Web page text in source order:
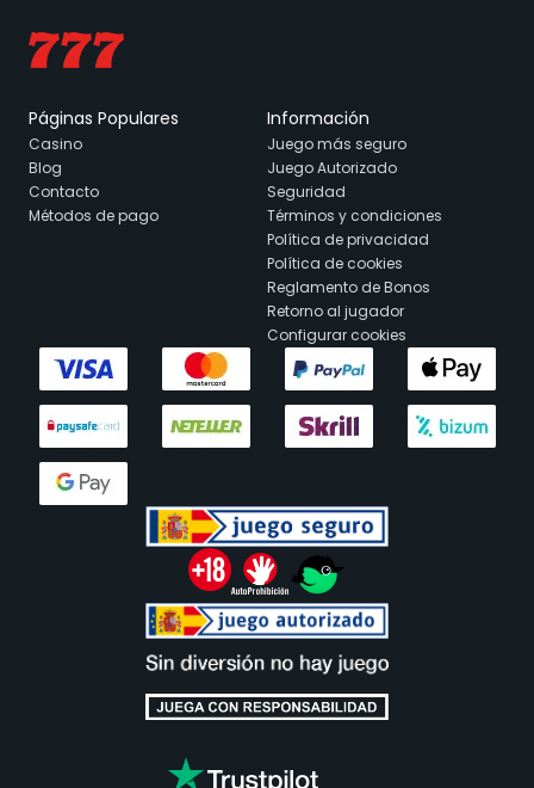
Páginas Populares
Casino
Blog
Contacto
Métodos de pago
Información
Juego más seguro
Juego Autorizado
Seguridad
Términos y condiciones
Política de privacidad
Política de cookies
Reglamento de Bonos
Retorno al jugador
Configurar cookies